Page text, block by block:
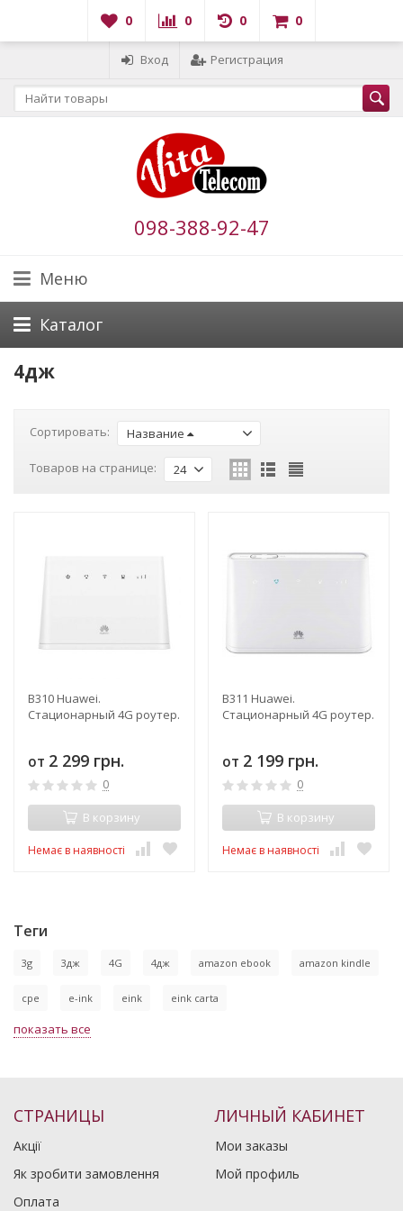
0 0 0 0
Вход Регистрация
098-388-92-47
Меню
Каталог
4дж
Сортировать: Название
Товаров на странице: 24
B310 Huawei.
Стационарный 4G роутер.
от 2 299 грн.
0
В корзину
Немає в наявності
B311 Huawei.
Стационарный 4G роутер.
от 2 199 грн.
0
В корзину
Немає в наявності
Теги
3g 3дж 4G 4дж amazon ebook amazon kindle
cpe e-ink eink eink carta
показать все
СТРАНИЦЫ
Акції
Як зробити замовлення
Оплата
ЛИЧНЫЙ КАБИНЕТ
Мои заказы
Мой профиль